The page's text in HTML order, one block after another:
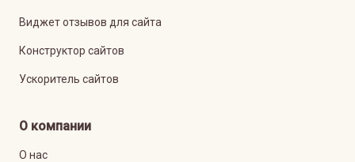
Виджет отзывов для сайта
Конструктор сайтов
Ускоритель сайтов
О компании
О нас